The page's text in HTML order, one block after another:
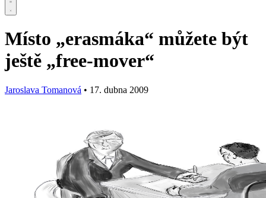
Místo „erasmáka“ můžete být
ještě „free-mover“
Jaroslava Tomanová • 17. dubna 2009